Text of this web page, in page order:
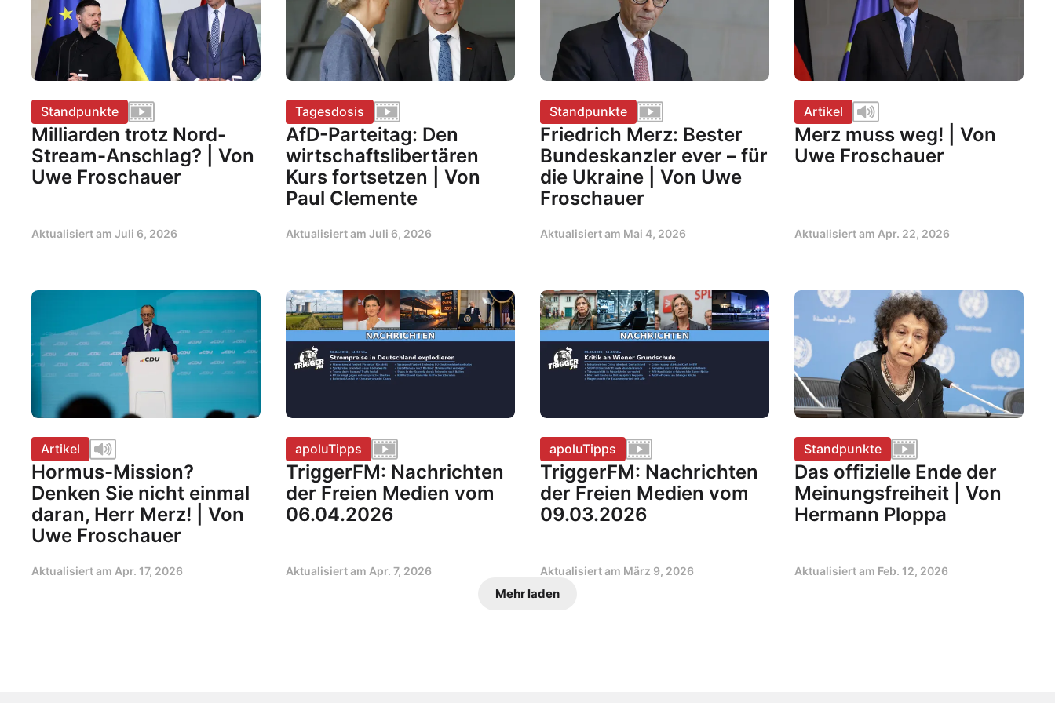
Standpunkte
Milliarden trotz Nord-
Stream-Anschlag? | Von
Uwe Froschauer
Aktualisiert am Juli 6, 2026
Tagesdosis
AfD-Parteitag: Den
wirtschaftslibertären
Kurs fortsetzen | Von
Paul Clemente
Aktualisiert am Juli 6, 2026
Standpunkte
Friedrich Merz: Bester
Bundeskanzler ever – für
die Ukraine | Von Uwe
Froschauer
Aktualisiert am Mai 4, 2026
Artikel
Merz muss weg! | Von
Uwe Froschauer
Aktualisiert am Apr. 22, 2026
Artikel
Hormus-Mission?
Denken Sie nicht einmal
daran, Herr Merz! | Von
Uwe Froschauer
Aktualisiert am Apr. 17, 2026
apoluTipps
TriggerFM: Nachrichten
der Freien Medien vom
06.04.2026
Aktualisiert am Apr. 7, 2026
apoluTipps
TriggerFM: Nachrichten
der Freien Medien vom
09.03.2026
Aktualisiert am März 9, 2026
Standpunkte
Das offizielle Ende der
Meinungsfreiheit | Von
Hermann Ploppa
Aktualisiert am Feb. 12, 2026
Mehr laden